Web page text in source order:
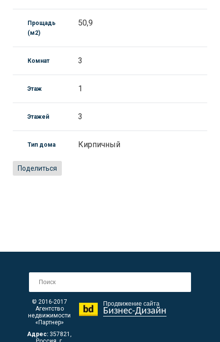
Прощадь
(м2)
50,9
Комнат 3
Этаж 1
Этажей 3
Тип дома Кирпичный
Поделиться
Продвижение сайта
Бизнес-Дизайн
© 2016-2017
Агентство
недвижимости
«Партнер»
Адрес: 357821 ,